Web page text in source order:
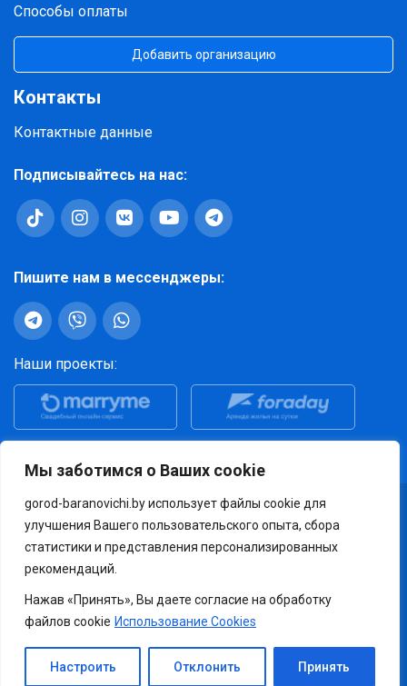
Мы заботимся о Ваших cookie
gorod-baranovichi.by использует файлы cookie для
улучшения Вашего пользовательского опыта, сбора
статистики и представления персонализированных
рекомендаций.
Нажав «Принять», Вы даете согласие на обработку
файлов cookie Использование Cookies
Настроить Отклонить Принять
Способы оплаты
Добавить организацию
Контакты
Контактные данные
Подписывайтесь на нас:
Пишите нам в мессенджеры:
Наши проекты:
Способы оплаты:
мая 2017 г. Барановичским горисполкомом. Включено в
государственный информационный ресурс «Реестр
рекламораспространителей» под номером 2088.
письменного разрешения администрации ООО "Скролл Медиа Солюшнс". При